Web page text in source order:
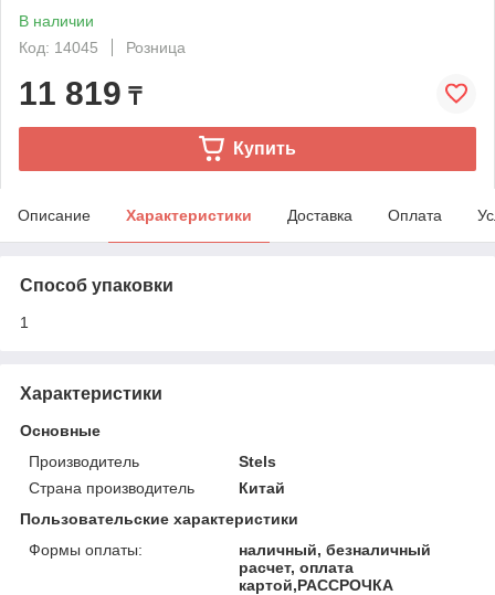
В наличии
Код: 14045
Розница
11 819 ₸
Купить
Описание Характеристики Доставка Оплата
Способ упаковки
1
Характеристики
Основные
Производитель
Stels
Страна производитель
Китай
Пользовательские характеристики
Формы оплаты:
наличный, безналичный
расчет, оплата
картой,РАССРОЧКА